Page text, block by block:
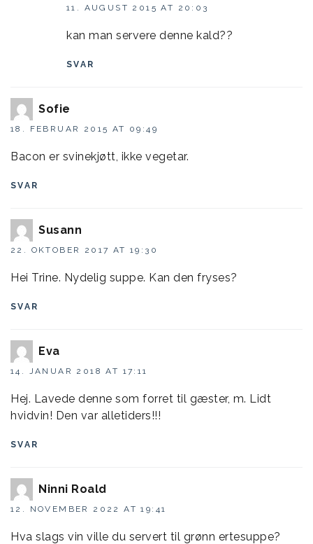
11. AUGUST 2015 AT 20:03
kan man servere denne kald??
SVAR
Sofie
18. FEBRUAR 2015 AT 09:49
Bacon er svinekjøtt, ikke vegetar.
SVAR
Susann
22. OKTOBER 2017 AT 19:30
Hei Trine. Nydelig suppe. Kan den fryses?
SVAR
Eva
14. JANUAR 2018 AT 17:11
Hej. Lavede denne som forret til gæster, m. Lidt
hvidvin! Den var alletiders!!!
SVAR
Ninni Roald
12. NOVEMBER 2022 AT 19:41
Hva slags vin ville du servert til grønn ertesuppe?